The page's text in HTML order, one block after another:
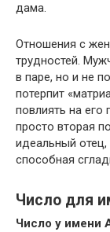
дама.
Отношения с
трудностей.
в паре, но и не
потерпит
повлиять на его
просто вторая
идеальный
способная
Число для
Число у имени